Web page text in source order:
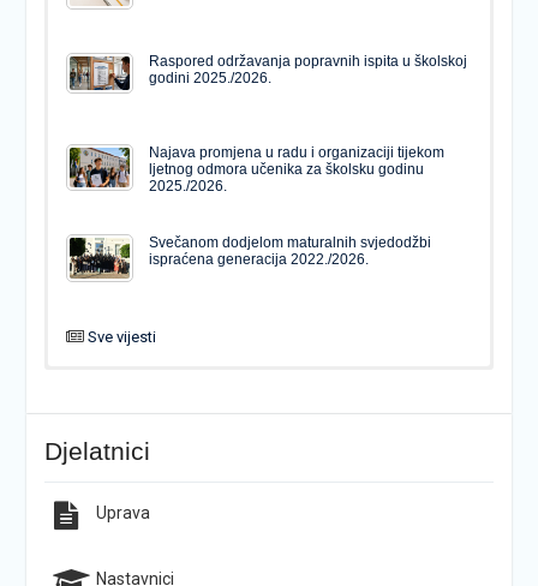
Raspored održavanja popravnih ispita u školskoj
godini 2025./2026.
Najava promjena u radu i organizaciji tijekom
ljetnog odmora učenika za školsku godinu
2025./2026.
Svečanom dodjelom maturalnih svjedodžbi
ispraćena generacija 2022./2026.
Sve vijesti
Popis udžbenika za školsku godinu 2026./2027.
godini 2025./2026.
Natječaj za upis u 1. razred Katoličke gimnazije s
pravom javnosti
Djelatnici
Uprava
Nastavnici